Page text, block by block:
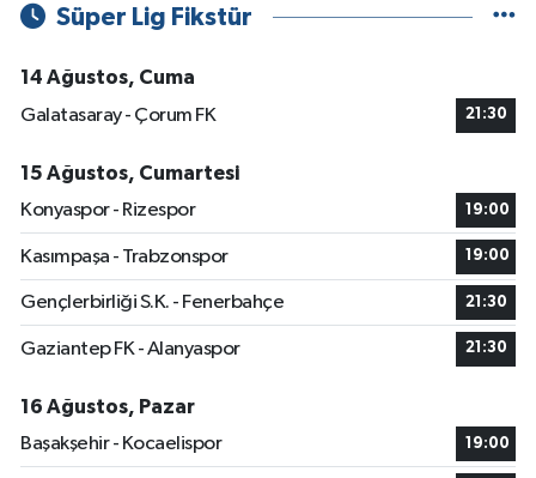
Süper Lig Fikstür
14 Ağustos, Cuma
Galatasaray - Çorum FK
21:30
15 Ağustos, Cumartesi
Konyaspor - Rizespor
19:00
Kasımpaşa - Trabzonspor 19:00
Gençlerbirliği S.K. - Fenerbahçe 21:30
Gaziantep FK - Alanyaspor 21:30
16 Ağustos, Pazar
Başakşehir - Kocaelispor
19:00